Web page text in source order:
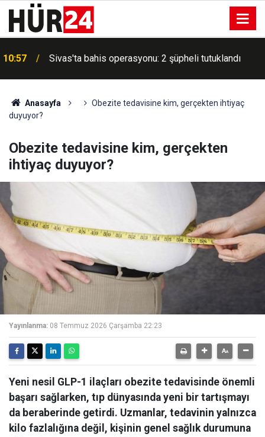
10:57 Sivas'ta bahis operasyonu: 2 şüpheli tutuklandı
Anasayfa
Obezite tedavisine kim, gerçekten ihtiyaç
duyuyor?
Obezite tedavisine kim, gerçekten
ihtiyaç duyuyor?
Yayınlanma: 08 Temmuz 2026 Çarşamba 22:23
Yeni nesil GLP-1 ilaçları obezite tedavisinde önemli
başarı sağlarken, tıp dünyasında yeni bir tartışmayı
da beraberinde getirdi. Uzmanlar, tedavinin yalnızca
kilo fazlalığına değil, kişinin genel sağlık durumuna